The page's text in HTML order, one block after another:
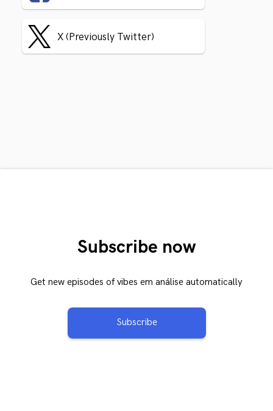
X (Previously Twitter)
Subscribe now
Get new episodes of vibes em análise automatically
Subscribe